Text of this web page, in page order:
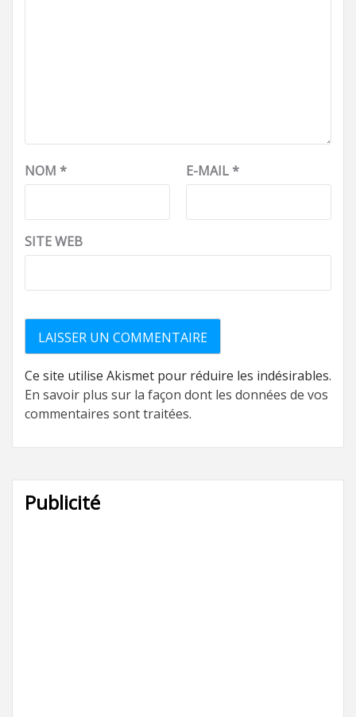
NOM * E-MAIL*
SITE WEB
Ce site utilise Akismet pour réduire les indésirables.
En savoir plus sur la façon dont les données de vos
commentaires sont traitées.
Publicité